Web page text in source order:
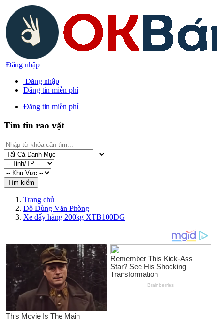
Đăng nhập
Đăng nhập
Đăng tin miễn phí
Đăng tin miễn phí
Tìm tin rao vặt
Trang chủ
Đồ Dùng Văn Phòng
Xe đẩy hàng 200kg XTB100DG